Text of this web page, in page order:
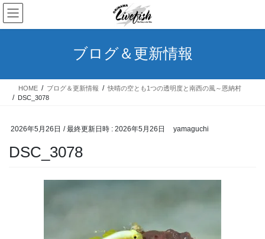
コ
ン
テ
ス
ナ
ビ
ゲ
ン
ブログ＆更新情報
HOME ブログ＆更新情報
快晴の空とも1つの透明度と南西の風～恩納村
DSC_3078
2026年5月26日 / 最終更新日時 : 2026年5月26日 yamaguchi
DSC_3078